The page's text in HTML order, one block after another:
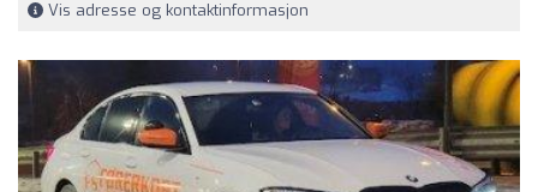
Vis adresse og kontaktinformasjon